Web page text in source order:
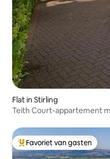
Flat in Stirling
Teith Court-appartement
Topfavoriet van gasten
Favoriet van gasten